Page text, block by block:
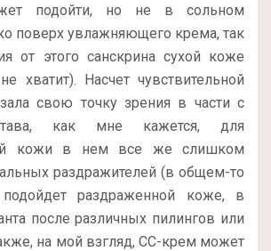
подойти, но не в сольном
поверх увлажняющего крема, так
от этого санскрина сухой коже
хватит). Насчет чувствительной
свою точку зрения в части с
как мне кажется, для
кожи в нем все же слишком
раздражителей (в общем-то
раздраженной коже, в
после различных пилингов или
на мой взгляд, СС-крем может